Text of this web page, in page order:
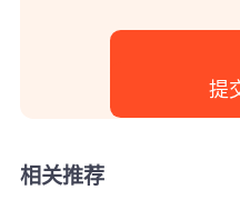
相关推荐